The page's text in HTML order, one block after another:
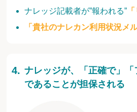
ナレッジ記載者が”報われる”
「貴社のナレカン利用状況メ
ナレッジが、「正確で」「
であることが担保される